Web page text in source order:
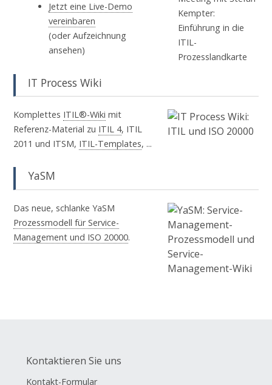
Jetzt eine Live-Demo
vereinbaren
(oder Aufzeichnung
ansehen)
IT Process Wiki
Komplettes ITIL®-Wiki mit
Referenz-Material zu ITIL 4, ITIL
2011 und ITSM, ITIL-Templates, ...
YaSM
Das neue, schlanke YaSM
Prozessmodell für Service-
Management und ISO 20000.
Kontaktieren Sie uns
Kontakt-Formular